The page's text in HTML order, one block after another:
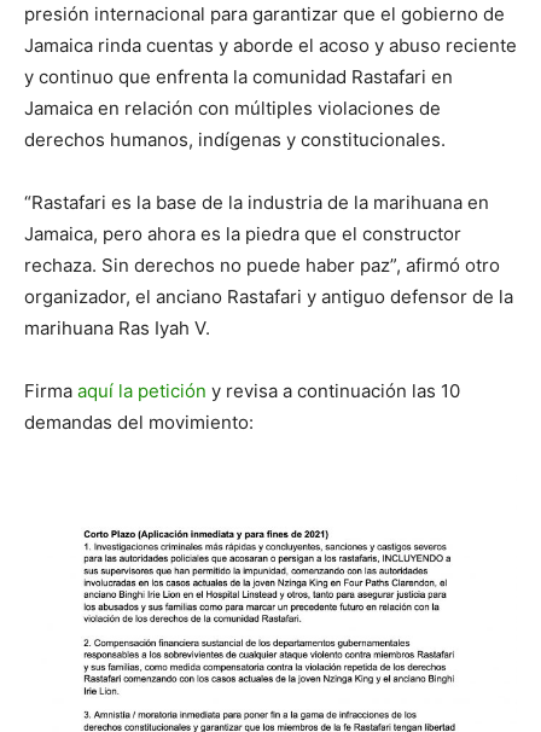
presión internacional para garantizar que el gobierno de
Jamaica rinda cuentas y aborde el acoso y abuso reciente
y continuo que enfrenta la comunidad Rastafari en
Jamaica en relación con múltiples violaciones de
derechos humanos, indígenas y constitucionales.
“Rastafari es la base de la industria de la marihuana en
Jamaica, pero ahora es la piedra que el constructor
rechaza. Sin derechos no puede haber paz”, afirmó otro
organizador, el anciano Rastafari y antiguo defensor de la
marihuana Ras Iyah V.
Firma aquí la petición y revisa a continuación las 10
demandas del movimiento: